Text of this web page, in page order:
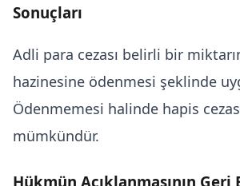
Sonuçları
Adli para cezası belirli bir
hazinesine ödenmesi şeklinde
Ödenmemesi halinde hapis
mümkündür.
Hükmün Açıklanmasının Geri